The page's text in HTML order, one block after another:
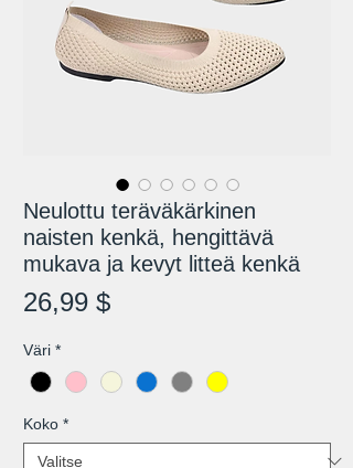
Neulottu teräväkärkinen
naisten kenkä, hengittävä
mukava ja kevyt litteä kenkä
26,99 $Hinta
Väri *
Koko *